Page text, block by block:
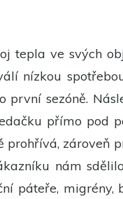
tepla ve svých
nízkou
sezóně.
přímo pod
zároveň
nám
páteře, migrény,